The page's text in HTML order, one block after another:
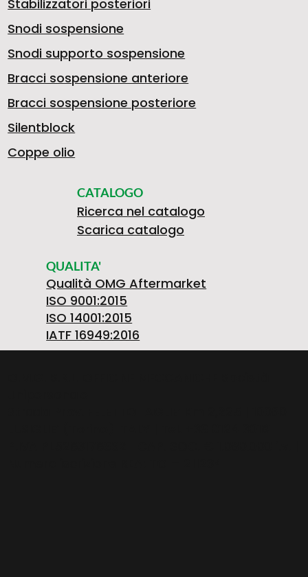
Stabilizzatori posteriori
Snodi sospensione
Snodi supporto sospensione
Bracci sospensione anteriore
Bracci sospensione posteriore
Silentblock
Coppe olio
CATALOGO
Ricerca nel catalogo
Scarica catalogo
QUALITA'
Qualità OMG Aftermarket
ISO 9001:2015
ISO 14001:2015
IATF 16949:2016